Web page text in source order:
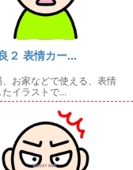
２ 表情カー...
お家などで使える、表情
イラストで...